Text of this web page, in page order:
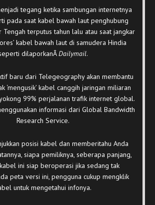
tegang ketika sambungan internetnya
pada saat kabel bawah laut penghubung
Tengah terputus tahun lalu atau saat jangkar
kabel bawah laut di samudera Hindia
dilaporkanÂDailymail.
baru dari Telegeography akan membantu
‘mengusik’ kabel canggih jaringan miliaran
99% perjalanan trafik internet global.
informasi dari Global Bandwidth
Research Service.
posisi kabel dan memberitahu Anda
siapa pemiliknya, seberapa panjang,
ini siap beroperasi jika sedang tak
peta versi ini, pengguna cukup mengklik
untuk mengetahui infonya.